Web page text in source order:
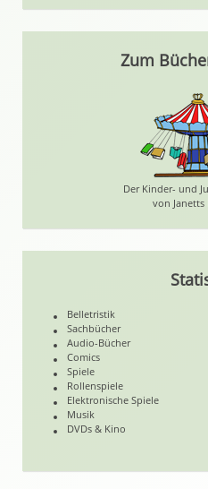
Zum
Der Kinder- und
von
Belletristik
Sachbücher
Audio-Bücher
Comics
Spiele
Rollenspiele
Elektronische Spiele
Musik
DVDs & Kino